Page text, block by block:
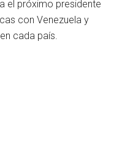
el próximo presidente
con Venezuela y
cada país.